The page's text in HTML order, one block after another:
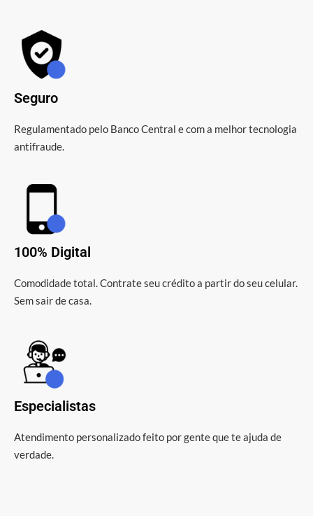
Seguro
Regulamentado pelo Banco Central e com a melhor tecnologia
antifraude.
100% Digital
Comodidade total. Contrate seu crédito a partir do seu celular.
Sem sair de casa.
Especialistas
Atendimento personalizado feito por gente que te ajuda de
verdade.